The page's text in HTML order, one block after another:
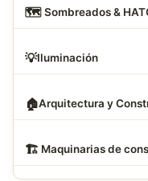
🗺 Sombreados &
💡Iluminación
🏠Arquitectura y
🏗 Maquinarias de